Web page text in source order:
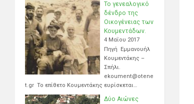
Το γενεαλογικό
δένδρο της
Οικογένειας των
Κουμεντάδων.
4 Μαΐου 2017
Πηγή Εμμανουήλ
Κουμεντάκης –
Σπήλι.
ekoument@otene
t.gr Το επίθετο Κουμεντάκης ευρίσκεται…
Δύο Αιώνες